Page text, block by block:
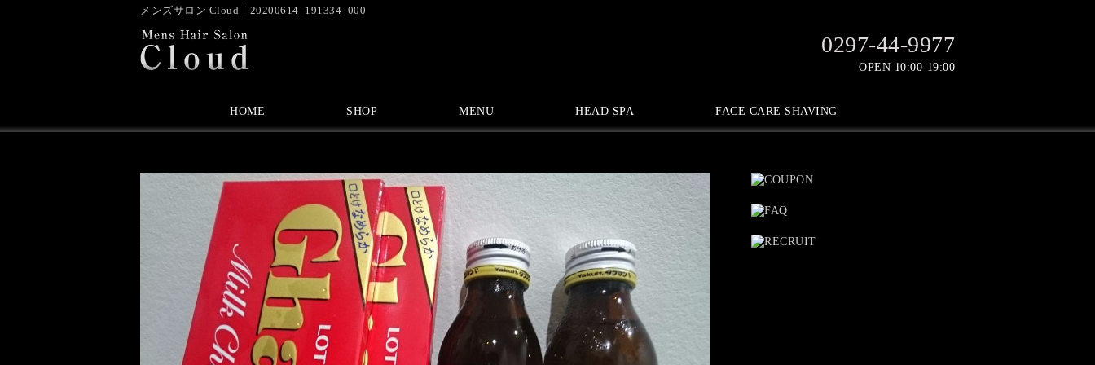
メンズサロン Cloud｜20200614_191334_000
0297-44-9977
OPEN 10:00-19:00
HOME SHOP MENU HEAD SPA FACE CARE SHAVING